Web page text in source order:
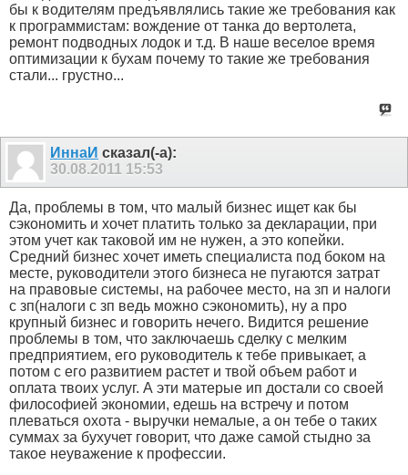
бы к водителям предъявлялись такие же требования как
к программистам: вождение от танка до вертолета,
ремонт подводных лодок и т.д. В наше веселое время
оптимизации к бухам почему то такие же требования
стали... грустно...
ИннаИ сказал(-а):
30.08.2011 15:53
Да, проблемы в том, что малый бизнес ищет как бы
сэкономить и хочет платить только за декларации, при
этом учет как таковой им не нужен, а это копейки.
Средний бизнес хочет иметь специалиста под боком на
месте, руководители этого бизнеса не пугаются затрат
на правовые системы, на рабочее место, на зп и налоги
с зп(налоги с зп ведь можно сэкономить), ну а про
крупный бизнес и говорить нечего. Видится решение
проблемы в том, что заключаешь сделку с мелким
предприятием, его руководитель к тебе привыкает, а
потом с его развитием растет и твой объем работ и
оплата твоих услуг. А эти матерые ип достали со своей
философией экономии, едешь на встречу и потом
плеваться охота - выручки немалые, а он тебе о таких
суммах за бухучет говорит, что даже самой стыдно за
такое неуважение к профессии.